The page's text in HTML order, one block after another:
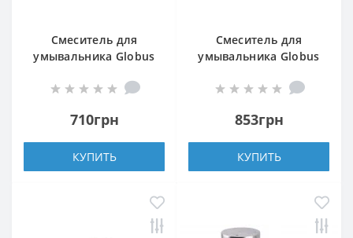
Смеситель для
умывальника Globus
710грн
КУПИТЬ
Смеситель для
умывальника Globus
853грн
КУПИТЬ